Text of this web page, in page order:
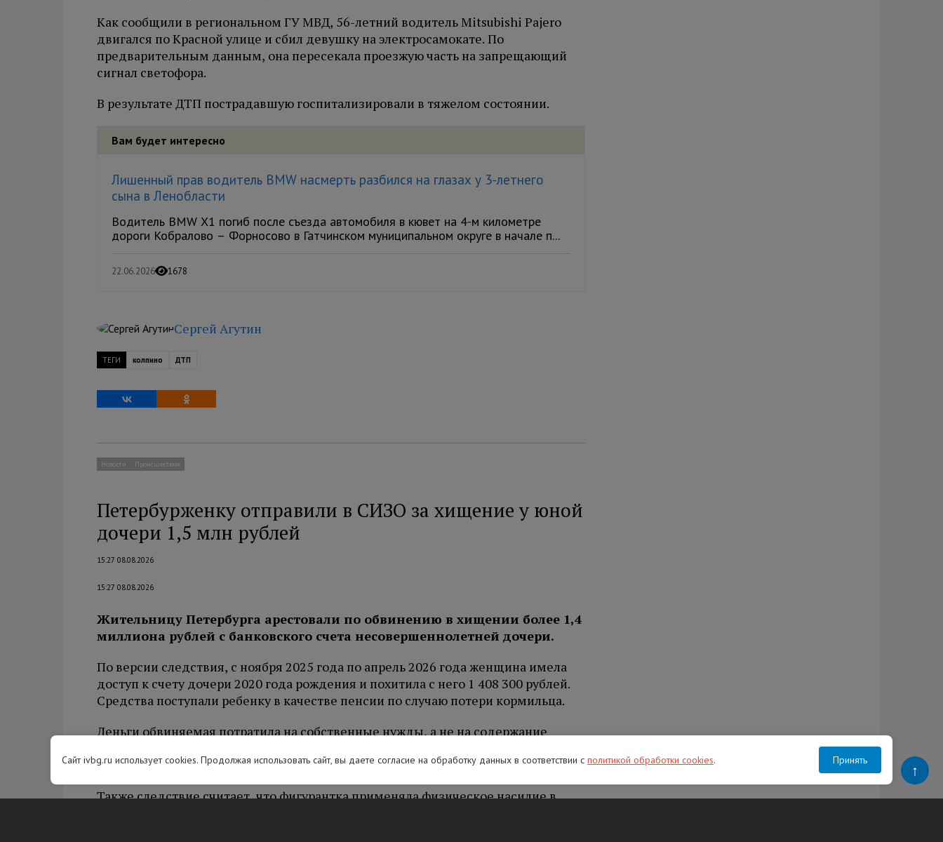
Как сообщили в региональном ГУ МВД, 56-летний водитель Mitsubishi Pajero
двигался по Красной улице и сбил девушку на электросамокате. По
предварительным данным, она пересекала проезжую часть на запрещающий
сигнал светофора.
В результате ДТП пострадавшую госпитализировали в тяжелом состоянии.
Вам будет интересно
Лишенный прав водитель BMW насмерть разбился на глазах у 3-летнего
сына в Ленобласти
Водитель BMW X1 погиб после съезда автомобиля в кювет на 4-м километре
дороги Кобралово – Форносово в Гатчинском муниципальном округе в начале п...
22.06.2026 1678
Сергей Агутин
ТЕГИ колпино ДТП
Новости Происшествия
Петербурженку отправили в СИЗО за хищение у юной
дочери 1,5 млн рублей
15:27 08.08.2026
15:27 08.08.2026
Жительницу Петербурга арестовали по обвинению в хищении более 1,4
миллиона рублей с банковского счета несовершеннолетней дочери.
По версии следствия, с ноября 2025 года по апрель 2026 года женщина имела
доступ к счету дочери 2020 года рождения и похитила с него 1 408 300 рублей.
Средства поступали ребенку в качестве пенсии по случаю потери кормильца.
Деньги обвиняемая потратила на собственные нужды, а не на содержание
размере. Вину женщина не признала.
Также следствие считает, что фигурантка применяла физическое насилие в
Сайт ivbg.ru использует cookies. Продолжая использовать сайт, вы даете согласие на обработку данных в соответствии с политикой обработки cookies. Принять
↑